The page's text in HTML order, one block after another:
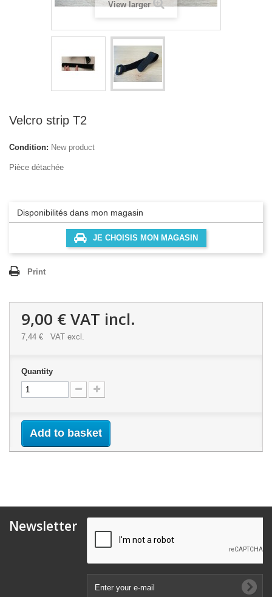
View larger
Velcro strip T2
Condition: New product
Pièce détachée
Disponibilités dans mon magasin
JE CHOISIS MON MAGASIN
Print
9,00 €VAT incl.
7,44 € VAT excl.
Quantity
Add to basket
Newsletter